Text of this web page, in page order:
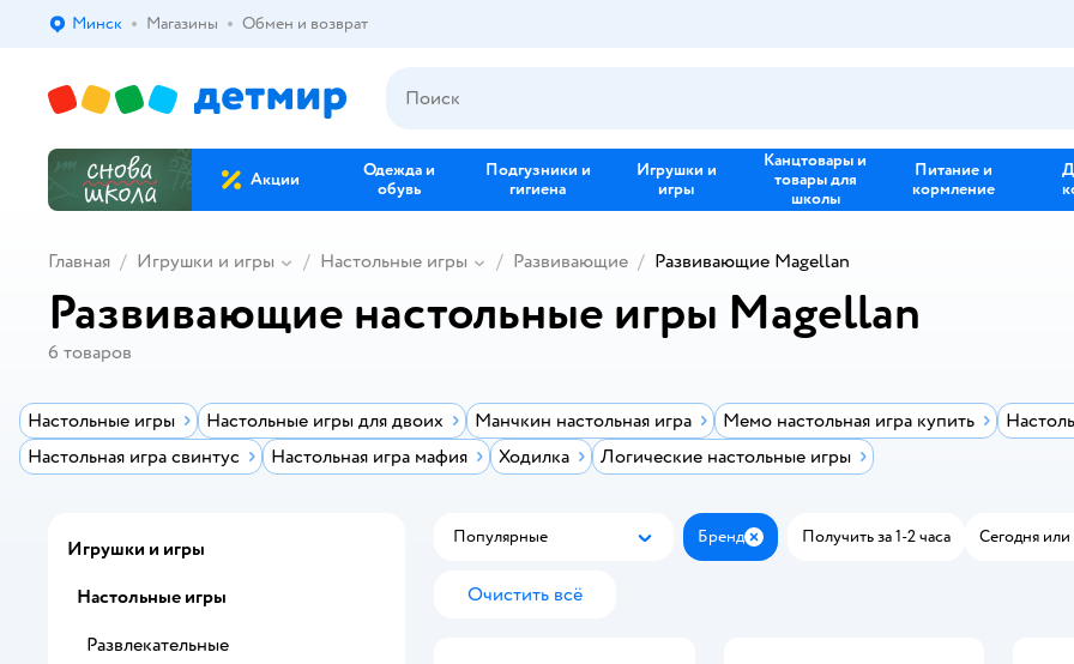
Выбор адреса доставки.
Минск Магазины Обмен и возврат
Акции
Одежда и
обувь
Подгузники и
гигиена
Игрушки и
игры
Канцтовары и
товары для
школы
Питание и
кормление
Главная Игрушки и игры Настольные игры Развивающие Развивающие Magellan
Развивающие настольные игры Magellan
6 товаров
Настольные игры Настольные игры для двоих Манчкин настольная игра Мемо настольная игра купить
Настольная игра свинтус
Настольная игра мафия Ходилка Логические настольные игры
Популярные
Популярные Бренд ЗакрытьПолучить за 1-2 часа Сегодня или
Очистить всё
Игрушки и игры
Настольные игры
Развлекательные